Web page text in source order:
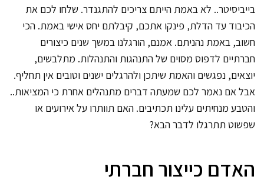
בייביסיטר.. לא באמת הייתם צריכים להתגנדר. שלחו לכם את
הכיבוד עד הדלת, פינקו אתכם, קיבלתם יחס אישי באמת. הכי
חשוב, באמת נהניתם. אמנם, הורגלנו במשך שנים כיצורים
חברתיים לדפוס מסוים של התנהגות והתנהלות. מתלבשים,
יוצאים, נפגשים והאמת שיתכן ולהרגלים ישנים וטובים אין תחליף.
אבל אם נאמר לכם שמעתה דברים מתנהלים אחרת כי המציאות..
והטבע מנחיתים עלינו תכתיבים. האם תוותרו על אירועים או
שפשוט תתרגלו לדבר הבא?
האדם כייצור חברתי